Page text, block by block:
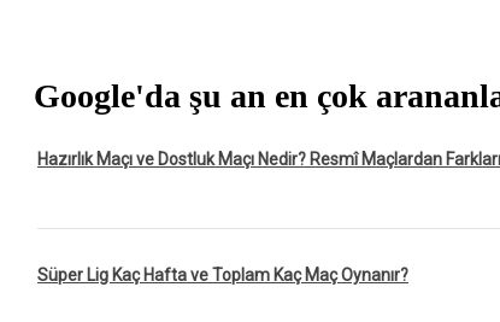
Google'da şu an en çok
Hazırlık Maçı ve Dostluk Maçı Nedir? Resmî Maçlardan Farkları
Süper Lig Kaç Hafta ve Toplam Kaç Maç Oynanır?